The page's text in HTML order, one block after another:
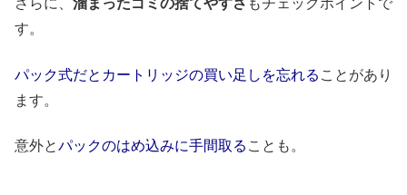
さらに、 溜まったゴミの捨てやすさ もチェックポイントで
す。
パック式だとカートリッジの買い足しを忘れる ことがあり
ます。
意外とパックのはめ込みに手間取る ことも。